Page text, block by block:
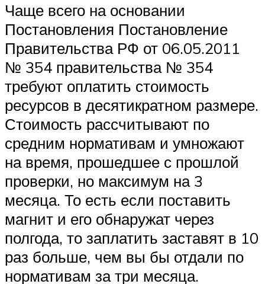
Чаще всего на основании
Постановления Постановление
Правительства РФ от 06.05.2011
№ 354 правительства № 354
требуют оплатить стоимость
ресурсов в десятикратном размере.
Стоимость рассчитывают по
средним нормативам и умножают
на время, прошедшее с прошлой
проверки, но максимум на 3
месяца. То есть если поставить
магнит и его обнаружат через
полгода, то заплатить заставят в 10
раз больше, чем вы бы отдали по
нормативам за три месяца.